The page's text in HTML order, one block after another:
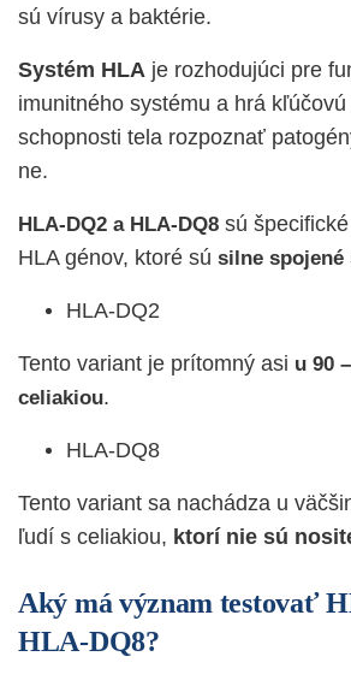
sú vírusy a baktérie.
Systém HLA je rozhodujúci pre
imunitného systému a hrá
schopnosti tela rozpoznať
ne.
HLA-DQ2 a HLA-DQ8 sú
HLA génov, ktoré sú silne spojené
HLA-DQ2
Tento variant je prítomný asi u 90
celiakiou.
HLA-DQ8
Tento variant sa nachádza u
ľudí s celiakiou, ktorí nie sú
Aký má význam testovať
HLA-DQ8?